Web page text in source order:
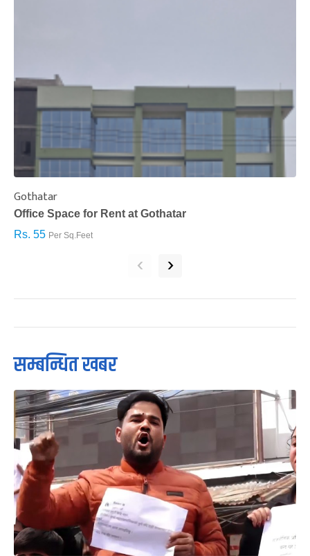
Gothatar
Office Space for Rent at Gothatar
Rs. 55 Per Sq.Feet
‹ ›
सम्बन्धित खबर